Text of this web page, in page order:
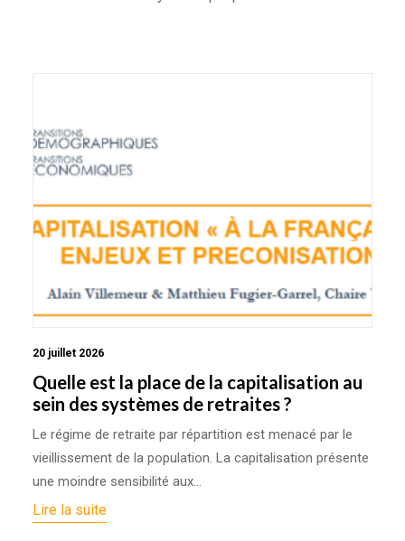
20 juillet 2026
Quelle est la place de la capitalisation au
sein des systèmes de retraites ?
Le régime de retraite par répartition est menacé par le
vieillissement de la population. La capitalisation présente
une moindre sensibilité aux…
Lire la suite